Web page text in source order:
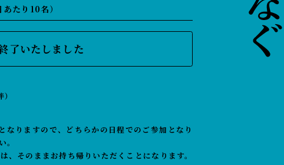
たり10名）
了いたしました
りますので、どちらかの日程でのご参加となり
。
そのままお持ち帰りいただくことになります。